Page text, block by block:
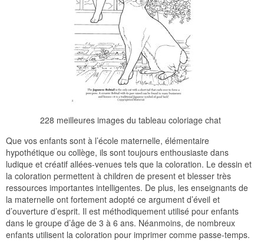
228 meilleures images du tableau coloriage chat
Que vos enfants sont à l’école maternelle, élémentaire
hypothétique ou collège, ils sont toujours enthousiaste dans
ludique et créatif allées-venues tels que la coloration. Le dessin et
la coloration permettent à children de present et blesser très
ressources importantes intelligentes. De plus, les enseignants de
la maternelle ont fortement adopté ce argument d’éveil et
d’ouverture d’esprit. Il est méthodiquement utilisé pour enfants
dans le groupe d’âge de 3 à 6 ans. Néanmoins, de nombreux
enfants utilisent la coloration pour imprimer comme passe-temps.